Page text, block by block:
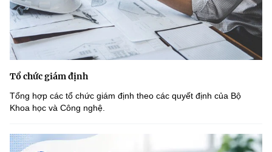
Tổ chức giám định
Tổng hợp các tổ chức giám định theo các quyết định của Bộ
Khoa học và Công nghệ.